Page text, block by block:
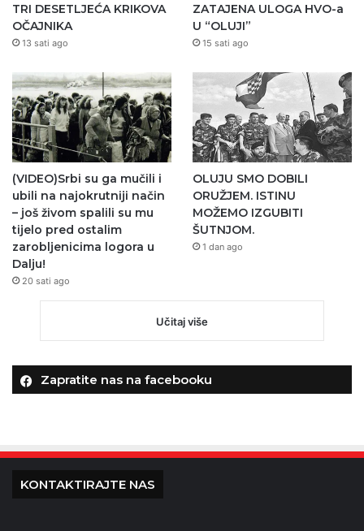
TRI DESETLJEĆA KRIKOVA
OČAJNIKA
13 sati ago
ZATAJENA ULOGA HVO-a
U “OLUJI”
15 sati ago
(VIDEO)Srbi su ga mučili i
ubili na najokrutniji način
– još živom spalili su mu
tijelo pred ostalim
zarobljenicima logora u
Dalju!
20 sati ago
OLUJU SMO DOBILI
ORUŽJEM. ISTINU
MOŽEMO IZGUBITI
ŠUTNJOM.
1 dan ago
Učitaj više
Zapratite nas na facebooku
KONTAKTIRAJTE NAS